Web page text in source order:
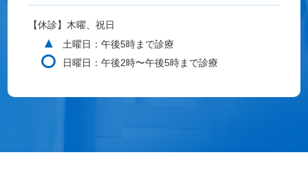
【休診】木曜、祝日
▲
土曜日：午後5時まで診療
日曜日：午後2時〜午後5時まで診療